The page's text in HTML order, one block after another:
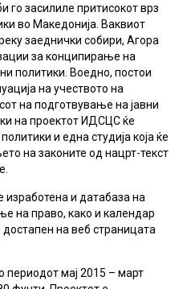
го засилиле притисокот врз
во Македонија. Ваквиот
заеднички собири, Агора
за конципирање на
политики. Воедно, постои
на учеството на
на подготвување на јавни
на проектот ИДСЦС ќе
и една студија која ќе
на законите од нацрт-текст
изработена и датабаза на
на право, како и календар
достапен на веб страницата
периодот мај 2015 – март